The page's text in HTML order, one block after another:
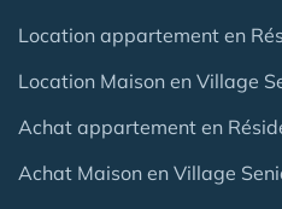
Location appartement en
Location Maison en Village
Achat appartement en
Achat Maison en Village